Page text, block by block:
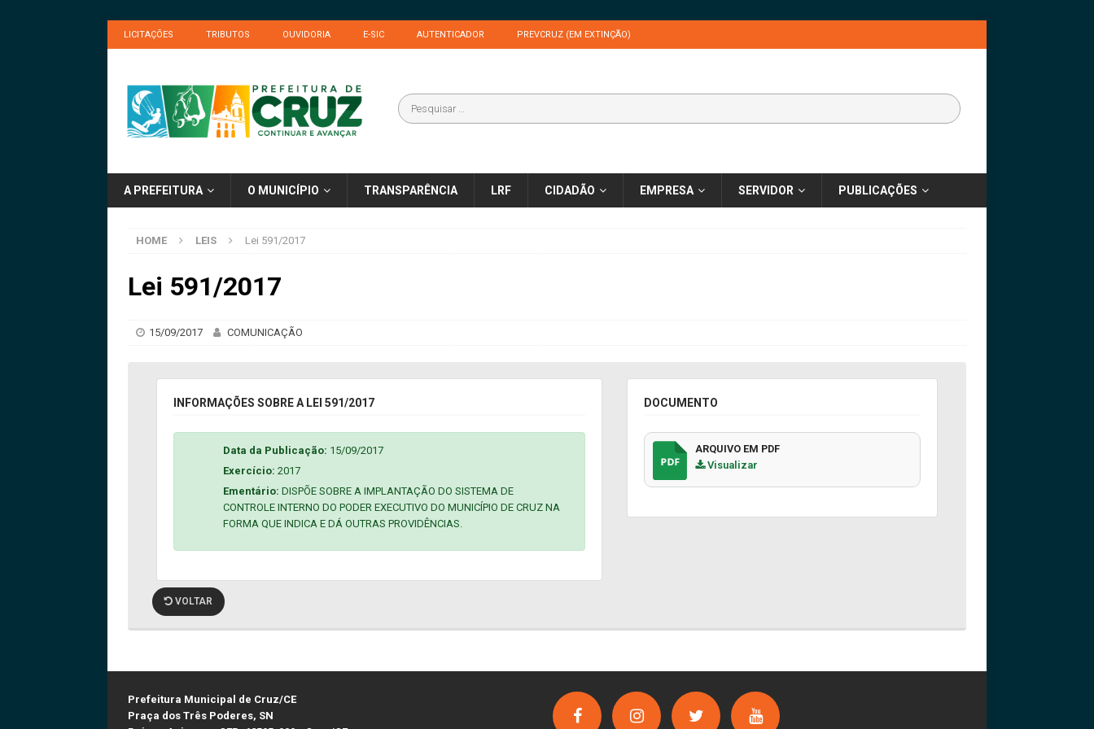
LICITAÇÕES TRIBUTOS OUVIDORIA E-SIC AUTENTICADOR PREVCRUZ (EM EXTINÇÃO)
A PREFEITURA O MUNICÍPIO TRANSPARÊNCIA LRF CIDADÃO EMPRESA SERVIDOR PUBLICAÇÕES
HOME LEIS Lei 591/2017
Lei 591/2017
15/09/2017 COMUNICAÇÃO
INFORMAÇÕES SOBRE A LEI 591/2017
Data da Publicação: 15/09/2017
Exercício: 2017
Ementário: DISPÕE SOBRE A IMPLANTAÇÃO DO SISTEMA DE
CONTROLE INTERNO DO PODER EXECUTIVO DO MUNICÍPIO DE CRUZ NA
FORMA QUE INDICA E DÁ OUTRAS PROVIDÊNCIAS.
DOCUMENTO
ARQUIVO EM PDF
Visualizar
VOLTAR
Prefeitura Municipal de Cruz/CE
Praça dos Três Poderes, SN